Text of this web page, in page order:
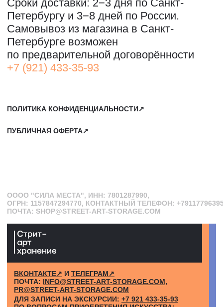
САНКТ-ПЕТЕРБУРГ, СЕВКАБЕЛЬ ПОРТ
КОЖЕВЕННАЯ УЛИЦА, 40Е
2-Й ЭТАЖ, ДОМОФОН 19#